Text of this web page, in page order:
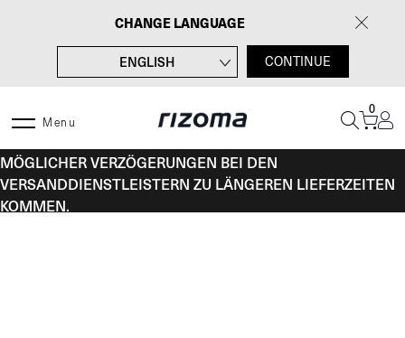
CHANGE LANGUAGE
ENGLISH
ITALIANO
ESPAÑOL
CONTINUE
Menu
0
MÖGLICHER VERZÖGERUNGEN BEI DEN
VERSANDDIENSTLEISTERN ZU LÄNGEREN LIEFERZEITEN
KOMMEN.